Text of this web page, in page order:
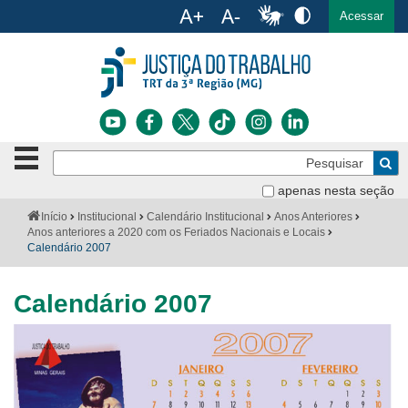
Ir para o menu Ir para a busca Ir para o rodapé
Acessar
apenas nesta seção
Botão
de
clique
para
fechar
o
Notícias
Jurisprudência
Transparência
Legislação
Você
está
aqui:
Início Institucional Calendário Institucional
Anos Anteriores
Anos anteriores a 2020 com os Feriados Nacionais e Locais
Calendário 2007
Calendário 2007
Aviso
sobre